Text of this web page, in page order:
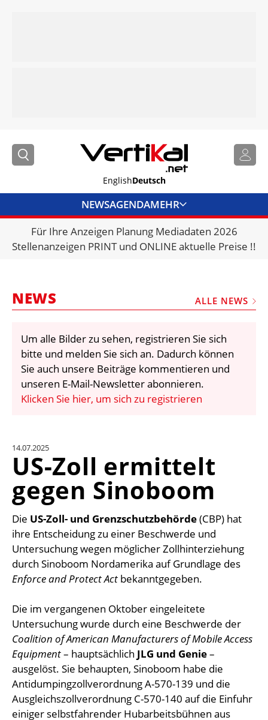
EnglishDeutsch
NEWSAGENDAMEHR
BRANCHENLINKS
VERMIETER
VIDEOS
BIBLIOTHEK
KRAN & BÜHNE
EINHEITENKONVERTER
KONTAKT
Für Ihre Anzeigen Planung Mediadaten 2026
Stellenanzeigen PRINT und ONLINE aktuelle Preise !!
NEWS ALLE NEWS
Um alle Bilder zu sehen, registrieren Sie sich
bitte und melden Sie sich an. Dadurch können
Sie auch unsere Beiträge kommentieren und
unseren E-Mail-Newsletter abonnieren.
Klicken Sie hier, um sich zu registrieren
14.07.2025
US-Zoll ermittelt
gegen Sinoboom
Die US-Zoll- und Grenzschutzbehörde(CBP) hat
ihre Entscheidung zu einer Beschwerde und
Untersuchung wegen möglicher Zollhinterziehung
durch Sinoboom Nordamerika auf Grundlage des
Enforce and Protect Act bekanntgegeben.
Die im vergangenen Oktober eingeleitete
Untersuchung wurde durch eine Beschwerde der
Coalition of American Manufacturers of Mobile Access
Equipment– hauptsächlich JLG und Genie–
ausgelöst. Sie behaupten, Sinoboom habe die
Antidumpingzollverordnung A-570-139 und die
Ausgleichszollverordnung C-570-140 auf die Einfuhr
einiger selbstfahrender Hubarbeitsbühnen aus